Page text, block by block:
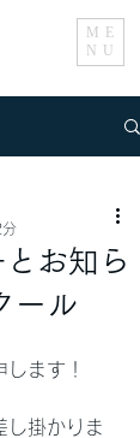
ME
NU
お知ら
ール
ます！
し掛かりま